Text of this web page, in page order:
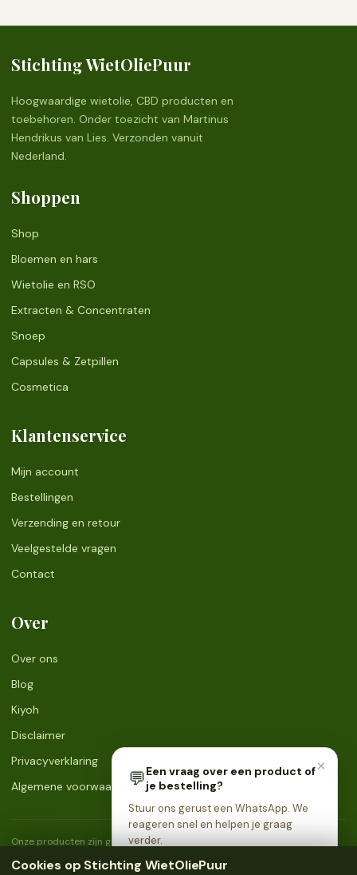
Stichting WietOliePuur
Hoogwaardige wietolie, CBD producten en
toebehoren. Onder toezicht van Martinus
Hendrikus van Lies. Verzonden vanuit
Nederland.
Shoppen
Shop
Bloemen en hars
Wietolie en RSO
Extracten & Concentraten
Snoep
Capsules & Zetpillen
Cosmetica
Klantenservice
Mijn account
Bestellingen
Verzending en retour
Veelgestelde vragen
Contact
Over
Over ons
Blog
Kiyoh
Disclaimer
Privacyverklaring
Algemene voorwaarden
Onze producten zijn geen geneesmiddelen en zijn niet bedoeld voor de
gezondheidsklachten. Uitsluitend bestemd voor personen van 18 jaar en
Cookies op Stichting WietOliePuur
×
💬Een vraag over een product of
je bestelling?
Stuur ons gerust een WhatsApp. We
reageren snel en helpen je graag
verder.